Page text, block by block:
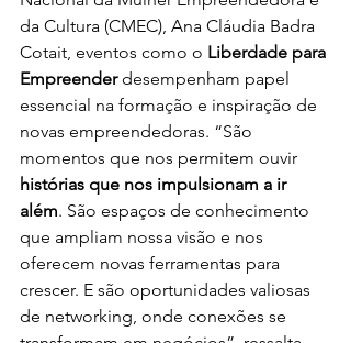
da Cultura (CMEC), Ana Cláudia Badra
Cotait, eventos como o Liberdade para
Empreender desempenham papel
essencial na formação e inspiração de
novas empreendedoras. “São
momentos que nos permitem ouvir
histórias que nos impulsionam a ir
além. São espaços de conhecimento
que ampliam nossa visão e nos
oferecem novas ferramentas para
crescer. E são oportunidades valiosas
de networking, onde conexões se